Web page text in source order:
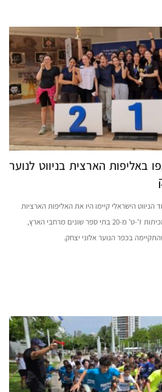
באליפות הארצית בניווט לנוער
הישראלי קיימו היו את האליפות הארציות
בניווט. כ-350 תלמידים ותלמידות מכיתות ז’-ט’ מ-20 בתי ספר שונים מרחבי הארץ,
בכפר הנוער אלוני יצחק.